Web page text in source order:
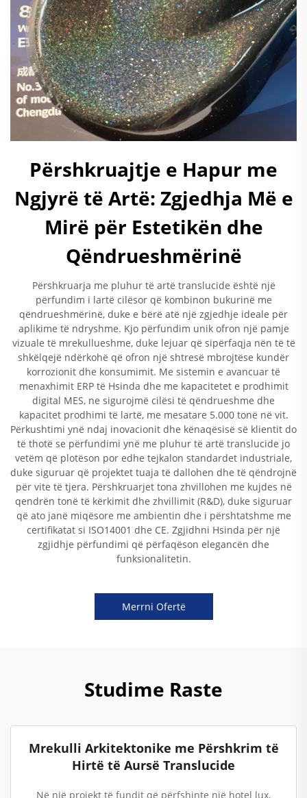
Përshkruajtje e Hapur me
Ngjyrë të Artë: Zgjedhja Më e
Mirë për Estetikën dhe
Qëndrueshmërinë
Përshkruarja me pluhur të artë translucide është një
përfundim i lartë cilësor që kombinon bukurinë me
qëndrueshmërinë, duke e bërë atë një zgjedhje ideale për
aplikime të ndryshme. Kjo përfundim unik ofron një pamje
vizuale të mrekullueshme, duke lejuar që sipërfaqja nën të të
shkëlqejë ndërkohë që ofron një shtresë mbrojtëse kundër
korrozionit dhe konsumimit. Me sistemin e avancuar të
menaxhimit ERP të Hsinda dhe me kapacitetet e prodhimit
digital MES, ne sigurojmë cilësi të qëndrueshme dhe
kapacitet prodhimi të lartë, me mesatare 5.000 tonë në vit.
Përkushtimi ynë ndaj inovacionit dhe kënaqësisë së klientit do
të thotë se përfundimi ynë me pluhur të artë translucide jo
vetëm që plotëson por edhe tejkalon standardet industriale,
duke siguruar që projektet tuaja të dallohen dhe të qëndrojnë
për vite të tjera. Përshkruarjet tona zhvillohen me kujdes në
qendrën tonë të kërkimit dhe zhvillimit (R&D), duke siguruar
që ato janë miqësore me ambientin dhe i përshtatshme me
certifikatat si ISO14001 dhe CE. Zgjidhni Hsinda për një
zgjidhje përfundimi që përfaqëson elegancën dhe
funksionalitetin.
Merrni Ofertë
Studime Raste
Mrekulli Arkitektonike me Përshkrim të
Hirtë të Aursë Translucide
Në një projekt të fundit që përfshinte një hotel lux,